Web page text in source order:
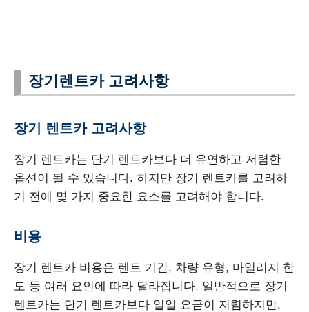
장기렌트카 고려사항
장기 렌트카 고려사항
장기 렌트카는 단기 렌트카보다 더 유연하고 저렴한
옵션이 될 수 있습니다. 하지만 장기 렌트카를 고려하
기 전에 몇 가지 중요한 요소를 고려해야 합니다.
비용
장기 렌트카 비용은 렌트 기간, 차량 유형, 마일리지 한
도 등 여러 요인에 따라 달라집니다. 일반적으로 장기
렌트카는 단기 렌트카보다 일일 요금이 저렴하지만,